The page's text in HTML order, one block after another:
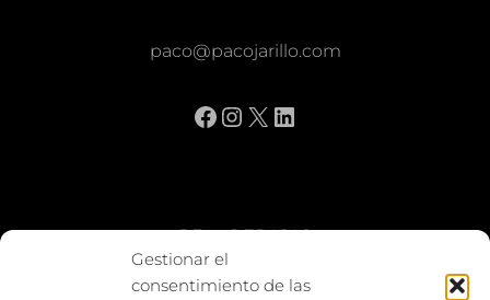
Gestionar el
consentimiento de las
paco@pacojarillo.com
Facebook
Instagram
X LinkedIn
BE vs REBAJAS
Entes